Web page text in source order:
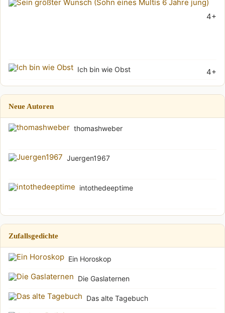
4+
4+
Ich bin wie Obst
Neue Autoren
thomashweber
Juergen1967
intothedeeptime
Zufallsgedichte
Ein Horoskop
Die Gaslaternen
Das alte Tagebuch